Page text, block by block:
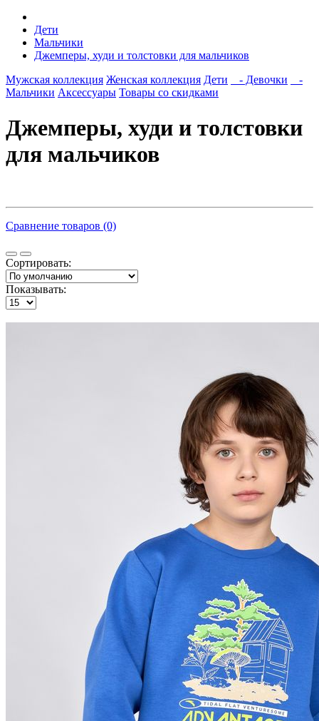
Дети
Мальчики
Джемперы, худи и толстовки для мальчиков
Мужская коллекция Женская коллекция Дети - Девочки
-
Мальчики Аксессуары Товары со скидками
Джемперы, худи и толстовки
для мальчиков
Сравнение товаров (0)
Сортировать:
Показывать: